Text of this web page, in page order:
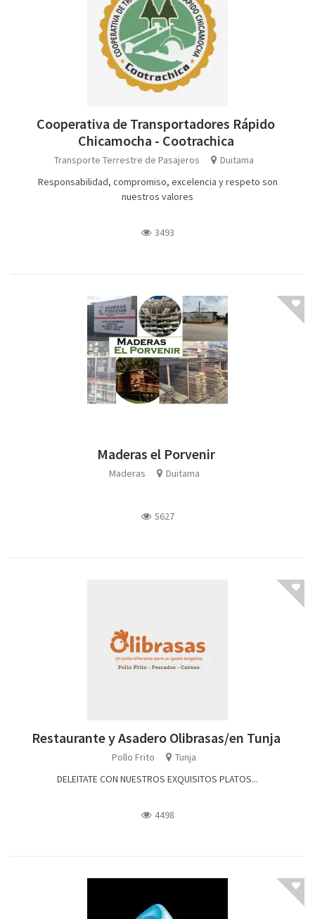
Cooperativa de Transportadores Rápido
Chicamocha - Cootrachica
Transporte Terrestre de Pasajeros
Duitama
Responsabilidad, compromiso, excelencia y respeto son
nuestros valores
3493
Maderas el Porvenir
Maderas Duitama
5627
Restaurante y Asadero Olibrasas/en Tunja
Pollo Frito
Tunja
DELEITATE CON NUESTROS EXQUISITOS PLATOS...
4498